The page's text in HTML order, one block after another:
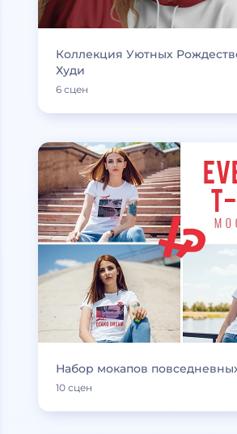
Коллекция Уютных
Худи
6 сцен
Набор мокапов
10 сцен